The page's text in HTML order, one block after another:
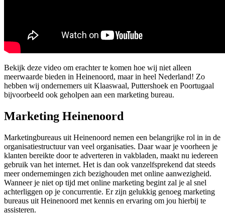
Bekijk deze video om erachter te komen hoe wij niet alleen
meerwaarde bieden in Heinenoord, maar in heel Nederland! Zo
hebben wij ondernemers uit Klaaswaal, Puttershoek en Poortugaal
bijvoorbeeld ook geholpen aan een marketing bureau.
Marketing Heinenoord
Marketingbureaus uit Heinenoord nemen een belangrijke rol in in de
organisatiestructuur van veel organisaties. Daar waar je voorheen je
klanten bereikte door te adverteren in vakbladen, maakt nu iedereen
gebruik van het internet. Het is dan ook vanzelfsprekend dat steeds
meer ondernemingen zich bezighouden met online aanwezigheid.
Wanneer je niet op tijd met online marketing begint zal je al snel
achterliggen op je concurrentie. Er zijn gelukkig genoeg marketing
bureaus uit Heinenoord met kennis en ervaring om jou hierbij te
assisteren.